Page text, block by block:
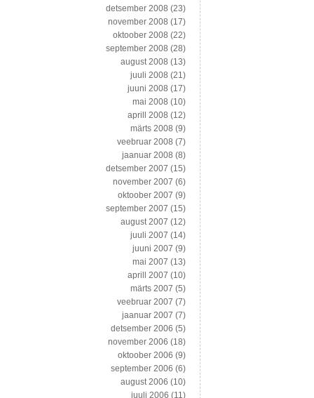
detsember 2008 (23)
november 2008 (17)
oktoober 2008 (22)
september 2008 (28)
august 2008 (13)
juuli 2008 (21)
juuni 2008 (17)
mai 2008 (10)
aprill 2008 (12)
märts 2008 (9)
veebruar 2008 (7)
jaanuar 2008 (8)
detsember 2007 (15)
november 2007 (6)
oktoober 2007 (9)
september 2007 (15)
august 2007 (12)
juuli 2007 (14)
juuni 2007 (9)
mai 2007 (13)
aprill 2007 (10)
märts 2007 (5)
veebruar 2007 (7)
jaanuar 2007 (7)
detsember 2006 (5)
november 2006 (18)
oktoober 2006 (9)
september 2006 (6)
august 2006 (10)
juuli 2006 (11)